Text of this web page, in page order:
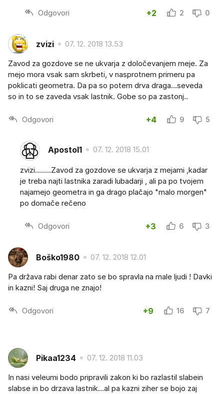
Odgovori +2 2 0
zvizi 07. 12. 2018 13.53
Zavod za gozdove se ne ukvarja z določevanjem meje. Za
mejo mora vsak sam skrbeti, v nasprotnem primeru pa
poklicati geometra. Da pa so potem drva draga...seveda
so in to se zaveda vsak lastnik. Gobe so pa zastonj..
Odgovori +4 9 5
Apostol1 07. 12. 2018 15.01
zvizi........Zavod za gozdove se ukvarja z mejami ,kadar
je treba najti lastnika zaradi lubadarji , ali pa po tvojem
najamejo geometra in ga drago plačajo "malo morgen"
po domače rečeno
Odgovori +3 6 3
Boško1980 07. 12. 2018 12.01
Pa država rabi denar zato se bo spravla na male ljudi ! Davki
in kazni! Saj druga ne znajo!
Odgovori +9 16 7
Pikaa1234 07. 12. 2018 11.03
In nasi veleumi bodo pripravili zakon ki bo razlastil slabein
slabse in bo drzava lastnik...al pa kazni ziher se bojo zaj